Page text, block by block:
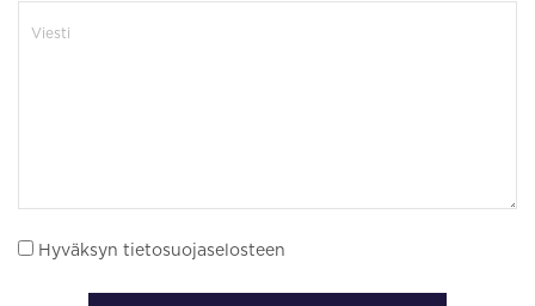
Hyväksyn tietosuojaselosteen